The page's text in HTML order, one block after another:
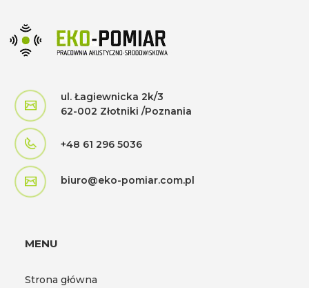
ul. Łagiewnicka 2k/3
62-002 Złotniki /Poznania
+48 61 296 5036
biuro@eko-pomiar.com.pl
MENU
Strona główna